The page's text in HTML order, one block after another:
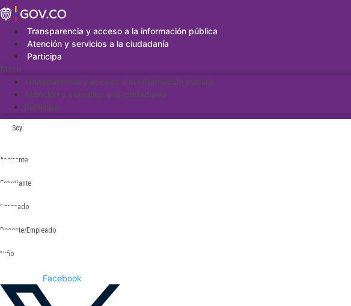
Saltar
al
contenidoTransparencia y acceso a la información pública
Atención y servicios a la ciudadanía
Participa
Menu
Transparencia y acceso a la información pública
Atención y servicios a la ciudadanía
Participa
Soy:
Aspirante
Estudiante
Egresado
Docente/Empleado
Niño
Facebook